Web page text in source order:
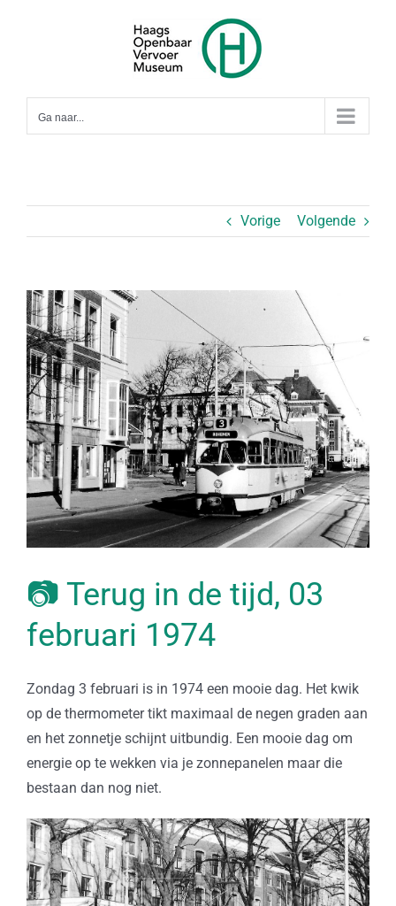
Ga naar...
Vorige Volgende
Bekijk
grotere
afbeelding
📷 Terug in de tijd, 03
februari 1974
Zondag 3 februari is in 1974 een mooie dag. Het kwik
op de thermometer tikt maximaal de negen graden aan
en het zonnetje schijnt uitbundig. Een mooie dag om
energie op te wekken via je zonnepanelen maar die
bestaan dan nog niet.